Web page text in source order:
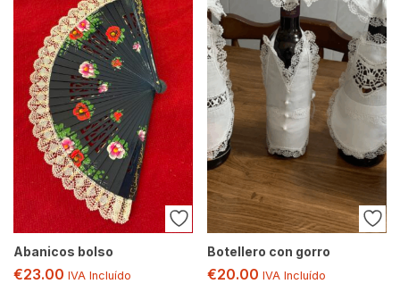
Abanicos bolso
€23.00 IVA Incluído
Botellero con gorro
€20.00 IVA Incluído